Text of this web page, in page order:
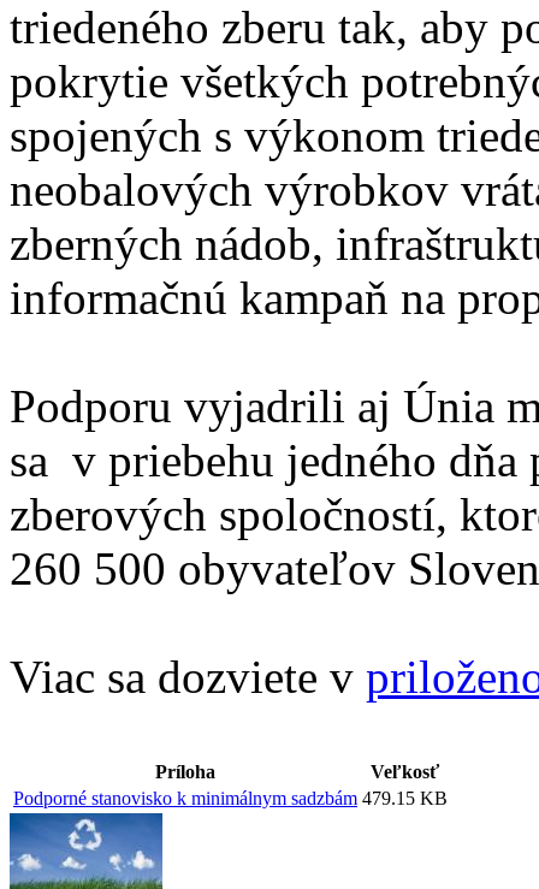
triedeného zberu tak, aby
pokrytie všetkých
spojených s výkonom
neobalových výrobkov
zberných nádob,
informačnú kampaň na
Podporu vyjadrili aj Únia
sa v priebehu jedného
zberových spoločností,
260 500 obyvateľov
Viac sa dozviete v
Príloha
Veľkosť
Podporné stanovisko k minimálnym sadzbám 479.15 KB